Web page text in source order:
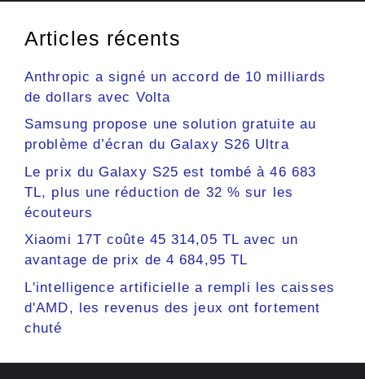
Articles récents
Anthropic a signé un accord de 10 milliards
de dollars avec Volta
Samsung propose une solution gratuite au
problème d’écran du Galaxy S26 Ultra
Le prix du Galaxy S25 est tombé à 46 683
TL, plus une réduction de 32 % sur les
écouteurs
Xiaomi 17T coûte 45 314,05 TL avec un
avantage de prix de 4 684,95 TL
L'intelligence artificielle a rempli les caisses
d'AMD, les revenus des jeux ont fortement
chuté